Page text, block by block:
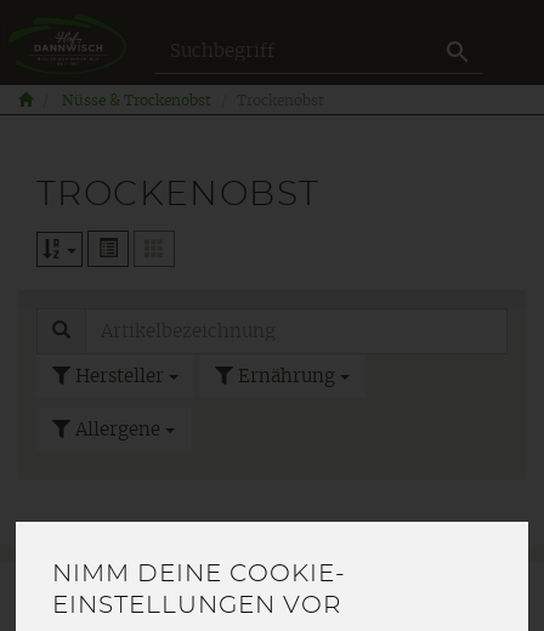
NIMM DEINE COOKIE-
EINSTELLUNGEN VOR
Nüsse & Trockenobst
TROCKENOBST
Hersteller Ernährung
Allergene